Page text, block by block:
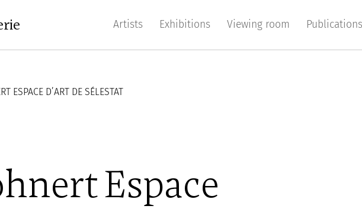
Artists Exhibitions Viewing room Publications
ESPACE D’ART DE SÉLESTAT
Espace